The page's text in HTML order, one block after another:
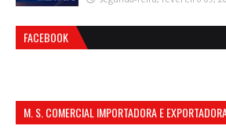
FACEBOOK
M. S. COMERCIAL IMPORTADORA E